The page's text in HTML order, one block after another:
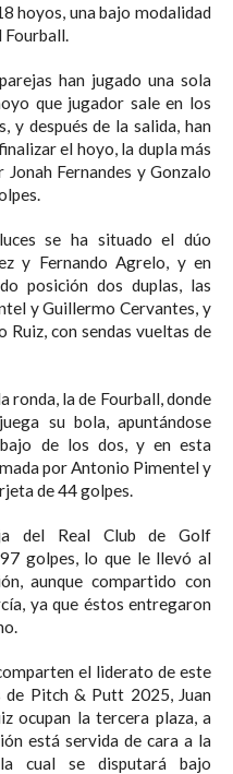
Fourball.
y Gonzalo
las
Cervantes, y
Ruiz, con sendas vueltas de
donde
apuntándose
de los dos, y en esta
por Antonio Pimentel y
tarjeta de 44 golpes.
con
ya que éstos entregaron
a
cara a la
cual se disputará bajo